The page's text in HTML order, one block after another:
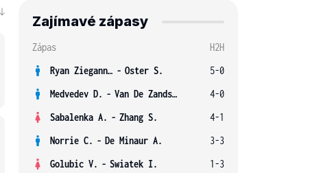
Zajímavé zápasy
Zápas
H2H
Ryan Ziegann S. - Oster S.
5-0
Medvedev D. - Van De Zandschulp B.
4-0
Sabalenka A. - Zhang S.
4-1
Norrie C. - De Minaur A.
3-3
Golubic V. - Swiatek I.
1-3